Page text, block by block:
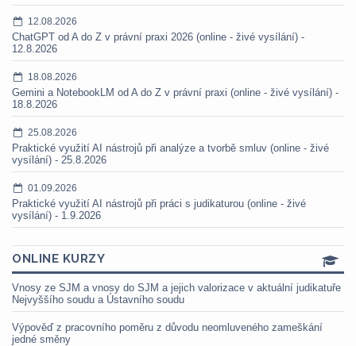
12.08.2026
ChatGPT od A do Z v právní praxi 2026 (online - živé vysílání) -
12.8.2026
18.08.2026
Gemini a NotebookLM od A do Z v právní praxi (online - živé vysílání) -
18.8.2026
25.08.2026
Praktické využití AI nástrojů při analýze a tvorbě smluv (online - živé
vysílání) - 25.8.2026
01.09.2026
Praktické využití AI nástrojů při práci s judikaturou (online - živé
vysílání) - 1.9.2026
ONLINE KURZY
Vnosy ze SJM a vnosy do SJM a jejich valorizace v aktuální judikatuře
Nejvyššího soudu a Ústavního soudu
Výpověď z pracovního poměru z důvodu neomluveného zameškání
jedné směny